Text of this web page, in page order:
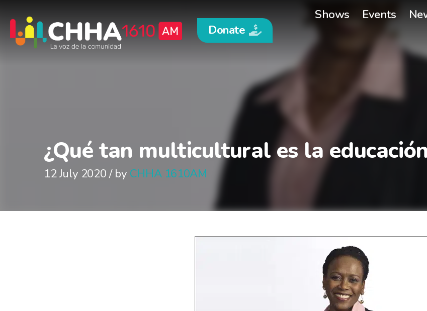
Donate
Shows Events
¿Qué tan multicultural es la
12 July 2020 / by CHHA 1610AM